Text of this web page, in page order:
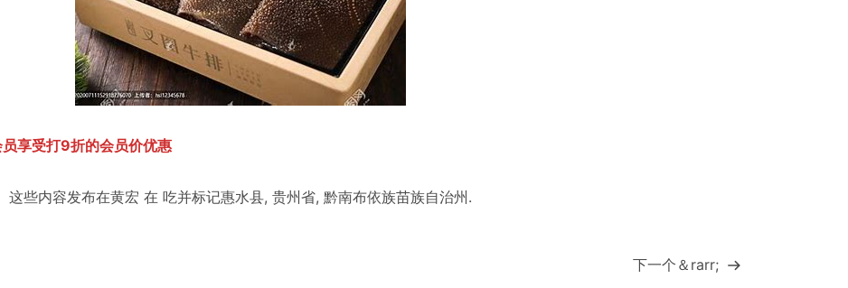
享受打9折的会员价优惠
这些内容发布在黄宏 在 吃并标记惠水县, 贵州省, 黔南布依族苗族自治州 .
下一个＆rarr;